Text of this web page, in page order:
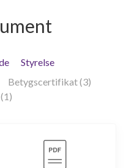
Styrelse
Betygscertifikat (3)